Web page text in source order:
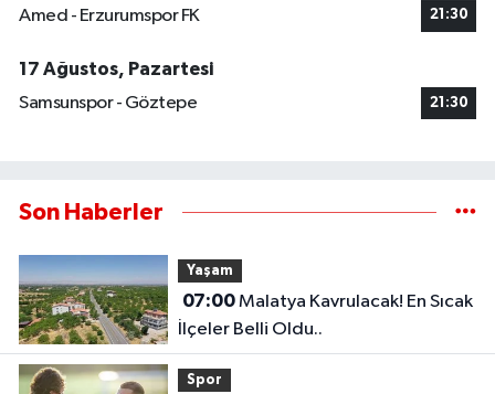
Amed - Erzurumspor FK 21:30
17 Ağustos, Pazartesi
Samsunspor - Göztepe
21:30
Son Haberler
Yaşam
07:00Malatya Kavrulacak! En Sıcak
İlçeler Belli Oldu..
Spor